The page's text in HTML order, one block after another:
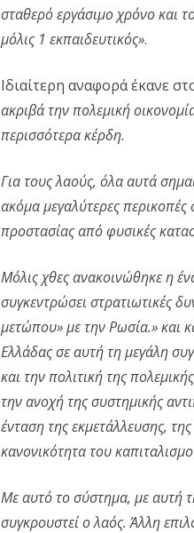
σταθερό εργάσιμο χρόνο και
μόλις 1 εκπαιδευτικός».
Ιδιαίτερη αναφορά έκανε
ακριβά την πολεμική
περισσότερα κέρδη.
Για τους λαούς, όλα αυτά
ακόμα μεγαλύτερες περικοπές
προστασίας από φυσικές
Μόλις χθες ανακοινώθηκε η
συγκεντρώσει στρατιωτικές
μετώπου» με την Ρωσία.» και
Ελλάδας σε αυτή τη μεγάλη
και την πολιτική της
την ανοχή της συστημικής
ένταση της εκμετάλλευσης,
κανονικότητα του
Με αυτό το σύστημα, με αυτή
συγκρουστεί ο λαός. Άλλη